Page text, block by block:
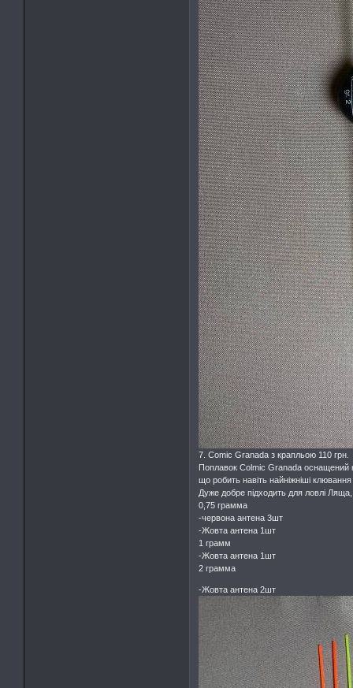
7. Comic Granada з крапльою 110 грн.
Поплавок Colmic Granada оснащений
що робить навіть найніжніші
Дуже добре підходить для ловлі
0,75 грамма
-червона антена 3шт
-Жовта антена 1шт
1 грамм
-Жовта антена 1шт
2 грамма
-Жовта антена 2шт